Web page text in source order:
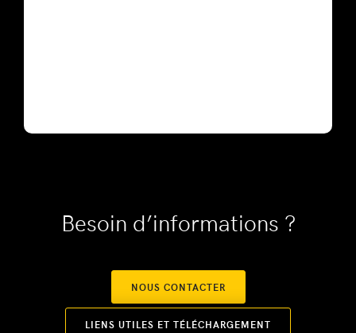
Besoin d’informations ?
NOUS CONTACTER
LIENS UTILES ET TÉLÉCHARGEMENT